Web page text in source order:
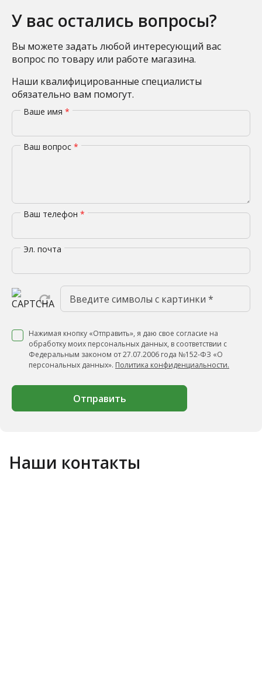
У вас остались вопросы?
Вы можете задать любой интересующий вас
вопрос по товару или работе магазина.
Наши квалифицированные специалисты
обязательно вам помогут.
Ваше имя *
Ваш вопрос *
Ваш телефон *
Эл. почта
Нажимая кнопку «Отправить», я даю свое согласие на
обработку моих персональных данных, в соответствии с
Федеральным законом от 27.07.2006 года №152-ФЗ «О
персональных данных». Политика конфиденциальности.
Отправить
Наши контакты